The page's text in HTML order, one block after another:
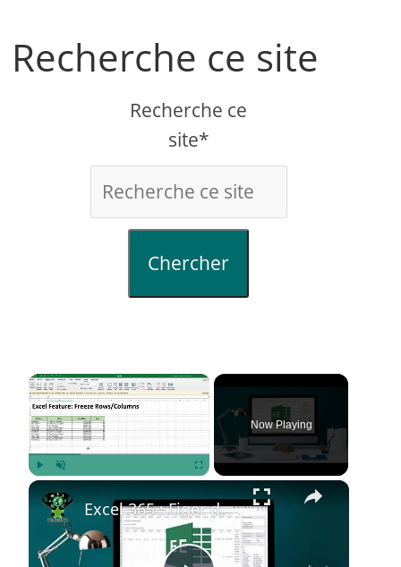
Recherche ce site
Recherche ce
site*
Chercher
×
Now Playing
×
Excel 365 : Figer des lignes et colonnes comme un pro ❄️